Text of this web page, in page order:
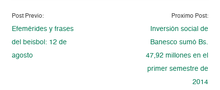
Post Previo:
Efemérides y frases
del beisbol: 12 de
agosto
Proximo Post:
Inversión social de
Banesco sumó Bs.
47,92 millones en el
primer semestre de
2014